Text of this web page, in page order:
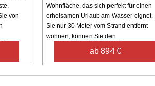
von
...
Wohnfläche, das sich perfekt für einen
erholsamen Urlaub am Wasser eignet.
Sie nur 30 Meter vom Strand entfernt
wohnen, können Sie den ...
ab 894 €